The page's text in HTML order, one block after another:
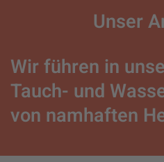
Unser
Wir führen in
Tauch- und
von namhaften